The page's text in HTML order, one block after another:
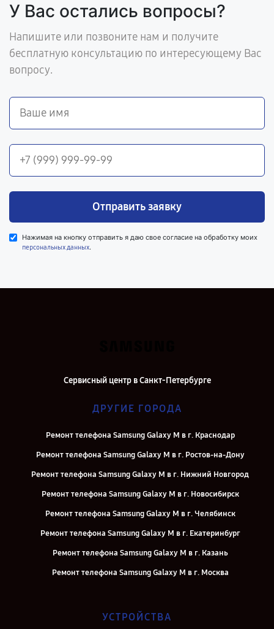
У Вас остались вопросы?
Напишите или позвоните нам и получите
бесплатную консультацию по интересующему Вас
вопросу.
Отправить заявку
Нажимая на кнопку отправить я даю свое согласие на обработку моих
персональных данных.
Сервисный центр в Санкт-Петербурге
ДРУГИЕ ГОРОДА
Ремонт телефона Samsung Galaxy M в г. Краснодар
Ремонт телефона Samsung Galaxy M в г. Ростов-на-Дону
Ремонт телефона Samsung Galaxy M в г. Нижний Новгород
Ремонт телефона Samsung Galaxy M в г. Новосибирск
Ремонт телефона Samsung Galaxy M в г. Челябинск
Ремонт телефона Samsung Galaxy M в г. Екатеринбург
Ремонт телефона Samsung Galaxy M в г. Казань
Ремонт телефона Samsung Galaxy M в г. Москва
УСТРОЙСТВА